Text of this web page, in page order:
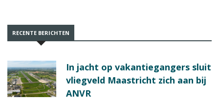
RECENTE BERICHTEN
In jacht op vakantiegangers sluit
vliegveld Maastricht zich aan bij
ANVR